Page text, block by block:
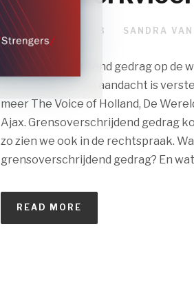
27 FEBRUARY 2023 SANDRA VAN
Grensoverschrijdend gedrag op
veel aandacht. Die aandacht is
meer The Voice of Holland, De
Ajax. Grensoverschrijdend gedrag
zo zien we ook in de rechtspraak.
grensoverschrijdend gedrag? En
READ MORE